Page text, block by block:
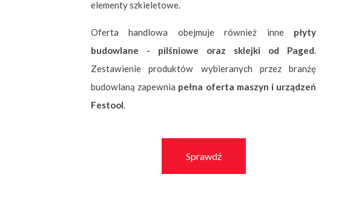
elementy szkieletowe.
Oferta handlowa obejmuje również inne płyty
budowlane - pilśniowe oraz sklejki od Paged.
Zestawienie produktów wybieranych przez branżę
budowlaną zapewnia pełna oferta maszyn i urządzeń
Festool.
Sprawdź